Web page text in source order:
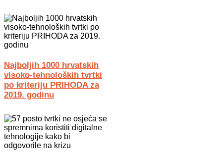
Najboljih 1000 hrvatskih
visoko-tehnoloških tvrtki
po kriteriju PRIHODA za
2019. godinu